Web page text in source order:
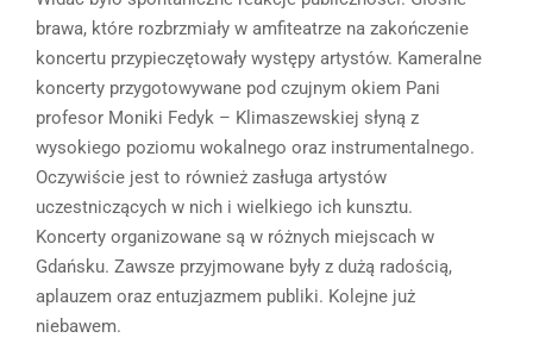
brawa, które rozbrzmiały w amfiteatrze na zakończenie
koncertu przypieczętowały występy artystów. Kameralne
koncerty przygotowywane pod czujnym okiem Pani
profesor Moniki Fedyk – Klimaszewskiej słyną z
wysokiego poziomu wokalnego oraz instrumentalnego.
Oczywiście jest to również zasługa artystów
uczestniczących w nich i wielkiego ich kunsztu.
Koncerty organizowane są w różnych miejscach w
Gdańsku. Zawsze przyjmowane były z dużą radością,
aplauzem oraz entuzjazmem publiki. Kolejne już
niebawem.